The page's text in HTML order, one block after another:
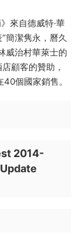
來自德威特·華
簡潔隽永，曆久
威治村華萊士的
顧客的贊助，
個國家銷售。
2014-